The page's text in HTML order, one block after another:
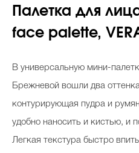
Палетка для
face palette,
В универсальную мини-
Брежневой вошли два
контурирующая пудра и
удобно наносить и кистью, и
Легкая текстура быстро